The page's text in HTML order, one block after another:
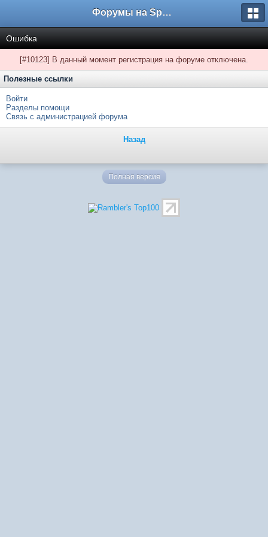
Форумы на Sportbox.ru
Ошибка
[#10123] В данный момент регистрация на форуме отключена.
Полезные ссылки
Войти
Разделы помощи
Связь с администрацией форума
Назад
Полная версия